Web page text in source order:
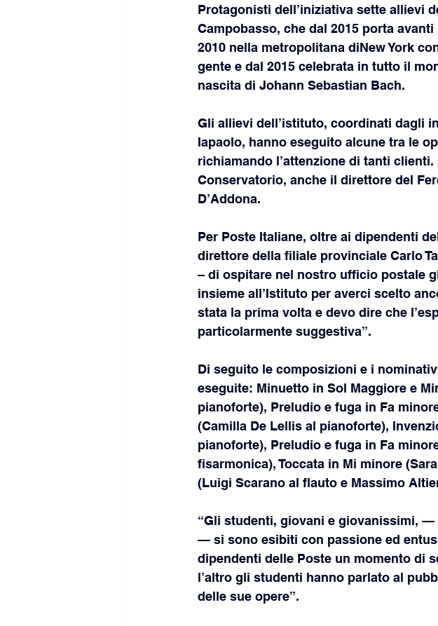
Protagonisti dell’iniziativa sette allievi
Campobasso, che dal 2015 porta
2010 nella metropolitana diNew York
gente e dal 2015 celebrata in tutto il
nascita di Johann Sebastian Bach.
Gli allievi dell’istituto, coordinati dagli
Iapaolo, hanno eseguito alcune tra le
richiamando l’attenzione di tanti
Conservatorio, anche il direttore del
D’Addona.
Per Poste Italiane, oltre ai dipendenti
direttore della filiale provinciale Carlo
– di ospitare nel nostro ufficio postale
insieme all’Istituto per averci scelto
stata la prima volta e devo dire che
particolarmente suggestiva”.
Di seguito le composizioni e i
eseguite: Minuetto in Sol Maggiore e
pianoforte), Preludio e fuga in Fa
(Camilla De Lellis al pianoforte),
pianoforte), Preludio e fuga in Fa
fisarmonica), Toccata in Mi minore
(Luigi Scarano al flauto e Massimo
“Gli studenti, giovani e giovanissimi,
— si sono esibiti con passione ed
dipendenti delle Poste un momento di
l’altro gli studenti hanno parlato al
delle sue opere”.